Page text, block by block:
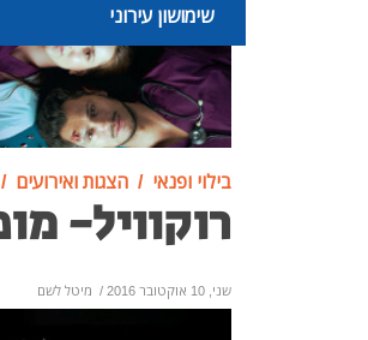
שימושון עירוני
פרסומת
בילוי ופנאי הצגות ואירועים
רוקוויל-
שני, 10 אוקטובר 2016 / מיטל לשם